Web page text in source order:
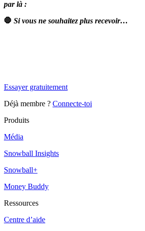
par là :
🛑 Si vous ne souhaitez plus recevoir…
Essayer gratuitement
Déjà membre ? Connecte-toi
Produits
Média
Snowball Insights
Snowball+
Money Buddy
Ressources
Centre d’aide